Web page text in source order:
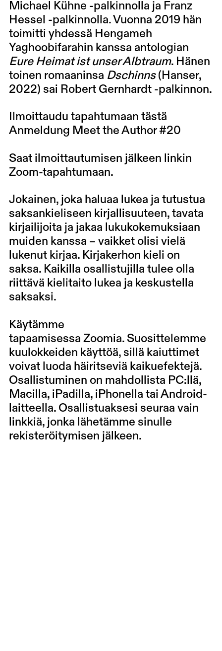
Michael Kühne -palkinnolla ja Franz
Hessel -palkinnolla. Vuonna 2019 hän
toimitti yhdessä Hengameh
Yaghoobifarahin kanssa antologian
Eure Heimat ist unser Albtraum. Hänen
toinen romaaninsa Dschinns(Hanser,
2022) sai Robert Gernhardt -palkinnon.
Ilmoittaudu tapahtumaan tästä
Anmeldung Meet the Author #20
Saat ilmoittautumisen jälkeen linkin
Zoom-tapahtumaan.
Jokainen, joka haluaa lukea ja tutustua
saksankieliseen kirjallisuuteen, tavata
kirjailijoita ja jakaa lukukokemuksiaan
muiden kanssa – vaikket olisi vielä
lukenut kirjaa. Kirjakerhon kieli on
saksa. Kaikilla osallistujilla tulee olla
riittävä kielitaito lukea ja keskustella
saksaksi.
Käytämme
tapaamisessa Zoomia. Suosittelemme
kuulokkeiden käyttöä, sillä kaiuttimet
voivat luoda häiritseviä kaikuefektejä.
Osallistuminen on mahdollista PC:llä,
Macilla, iPadilla, iPhonella tai Android-
laitteella. Osallistuaksesi seuraa vain
linkkiä, jonka lähetämme sinulle
rekisteröitymisen jälkeen.